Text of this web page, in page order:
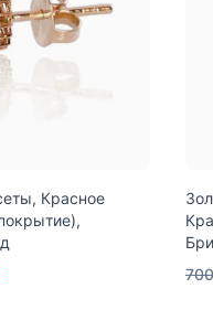
Красное